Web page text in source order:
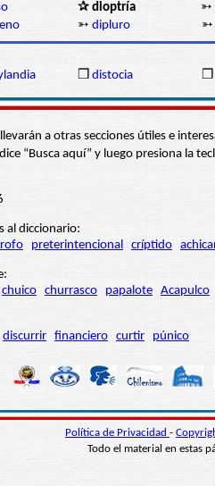
✰ dioptría ➳
➳ dipluro ➳
❒ distocia ❒
a otras secciones útiles e
“Busca aquí” y luego presiona
al diccionario:
preterintencional críptido
chuico churrasco papalote Acapulco
discurrir financiero curtir púnico
Política de Privacidad -
Todo el material en estas